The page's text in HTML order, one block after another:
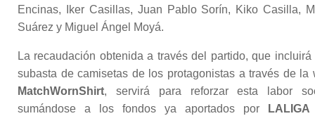
Encinas, Iker Casillas, Juan Pablo Sorín, Kiko Casilla,
Suárez y Miguel Ángel Moyá.
La recaudación obtenida a través del partido, que incluirá
subasta de camisetas de los protagonistas a través de la
MatchWornShirt, servirá para reforzar esta labor
sumándose a los fondos ya aportados por
LALIGA